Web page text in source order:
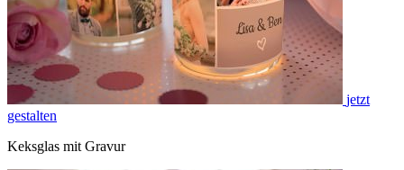
jetzt
gestalten
Keksglas mit Gravur